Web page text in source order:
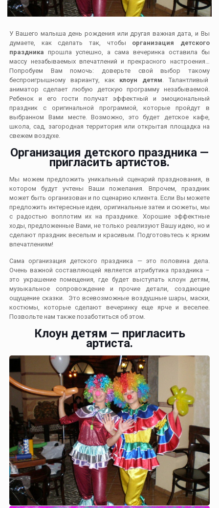
У Вашего малыша день рождения или другая важная дата, и Вы
думаете, как сделать так, чтобы организация детского
праздника прошла успешно, а сама вечеринка оставила бы
массу незабываемых впечатлений и прекрасного настроения…
Попробуем Вам помочь: доверьте свой выбор такому
беспроигрышному варианту, как клоун детям . Талантливый
аниматор сделает любую детскую программу незабываемой.
Ребенок и его гости получат эффектный и эмоциональный
праздник с оригинальной программой, которые пройдут в
выбранном Вами месте. Возможно, это будет детское кафе,
школа, сад, загородная территория или открытая площадка на
свежем воздухе.
Организация детского праздника —
пригласить артистов.
Мы можем предложить уникальный сценарий празднования, в
котором будут учтены Ваши пожелания. Впрочем, праздник
может быть организован и по сценарию клиента. Если Вы можете
предложить интересные идеи, оригинальные затеи и сюжеты, мы
с радостью воплотим их на празднике. Хорошие эффектные
ходы, предложенные Вами, не только реализуют Вашу идею, но и
сделают праздник веселым и красивым. Подготовьтесь к ярким
впечатлениям!
Сама организация детского праздника — это половина дела.
Очень важной составляющей является атрибутика праздника –
это украшение помещения, где будет выступать клоун детям,
музыкальное сопровождение и прочие детали, создающие
ощущение сказки. Это всевозможные воздушные шары, маски,
костюмы, которые сделают вечеринку еще ярче и веселее.
Позвольте нам также позаботиться об этом.
Клоун детям — пригласить
артиста.